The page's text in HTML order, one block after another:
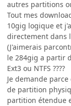
autres partitions
Tout mes
10gig logique et
directement dans
(J'aimerais
le 284gig a partir
Ext3 ou NTFS ????
Je demande
de partition
partition étendue